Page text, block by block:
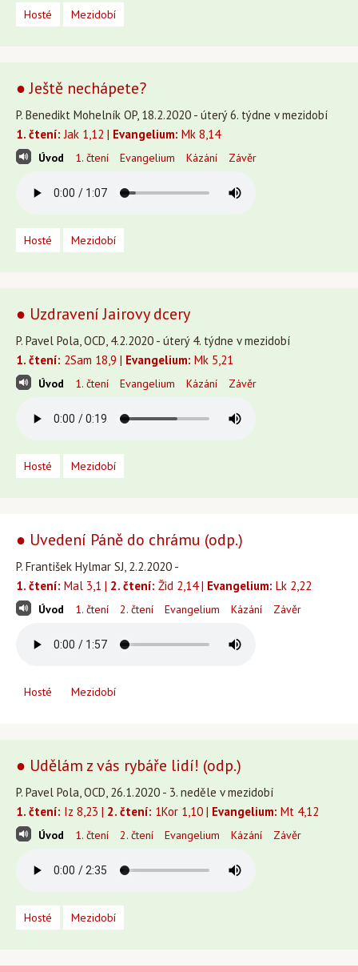
Hosté Mezidobí
● Ještě nechápete?
P. Benedikt Mohelník OP, 18.2.2020 - úterý 6. týdne v mezidobí
1. čtení: Jak 1,12 | Evangelium: Mk 8,14
Úvod 1. čtení Evangelium Kázání Závěr
Hosté Mezidobí
● Uzdravení Jairovy dcery
P. Pavel Pola, OCD, 4.2.2020 - úterý 4. týdne v mezidobí
1. čtení: 2Sam 18,9 | Evangelium: Mk 5,21
Úvod 1. čtení Evangelium Kázání Závěr
Hosté Mezidobí
● Uvedení Páně do chrámu (odp.)
P. František Hylmar SJ, 2.2.2020 -
1. čtení: Mal 3,1 | 2. čtení: Žid 2,14 | Evangelium: Lk 2,22
Úvod 1. čtení 2. čtení Evangelium Kázání Závěr
Hosté Mezidobí
● Udělám z vás rybáře lidí! (odp.)
P. Pavel Pola, OCD, 26.1.2020 - 3. neděle v mezidobí
1. čtení: Iz 8,23 | 2. čtení: 1Kor 1,10 | Evangelium: Mt 4,12
Úvod 1. čtení 2. čtení Evangelium Kázání Závěr
Hosté Mezidobí